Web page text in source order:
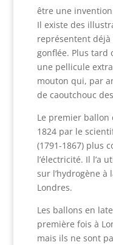
être une
Il existe des
représentent déjà
gonflée. Plus tard
une pellicule
mouton qui, par
de caoutchouc
Le premier ballon
1824 par le
(1791-1867) plus
l’électricité. Il l’a
sur l’hydrogène à
Londres.
Les ballons en
première fois à
mais ils ne sont